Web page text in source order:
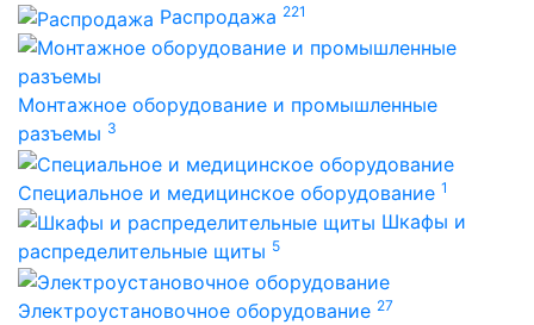
Распродажа 221
Монтажное оборудование и промышленные
разъемы 3
Специальное и медицинское оборудование 1
Шкафы и
распределительные щиты 5
Электроустановочное оборудование 27